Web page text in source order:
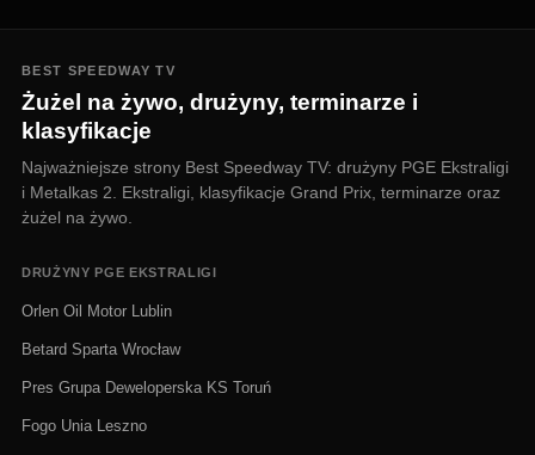
BEST SPEEDWAY TV
Żużel na żywo, drużyny, terminarze i
klasyfikacje
Najważniejsze strony Best Speedway TV: drużyny PGE Ekstraligi
i Metalkas 2. Ekstraligi, klasyfikacje Grand Prix, terminarze oraz
żużel na żywo.
DRUŻYNY PGE EKSTRALIGI
Orlen Oil Motor Lublin
Betard Sparta Wrocław
Pres Grupa Deweloperska KS Toruń
Fogo Unia Leszno